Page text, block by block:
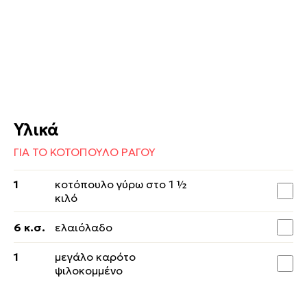
Υλικά
ΓΙΑ ΤΟ ΚΟΤΟΠΟΥΛΟ ΡΑΓΟΥ
1
κοτόπουλο γύρω στο 1 ½
κιλό
6 κ.σ. ελαιόλαδο
1
μεγάλο καρότο
ψιλοκομμένο